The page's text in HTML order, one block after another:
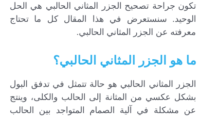
تكون جراحة تصحيح الجزر المثاني الحالبي هي الحل
الوحيد. سنستعرض في هذا المقال كل ما تحتاج
معرفته عن الجزر المثاني الحالبي.
ما هو الجزر المثاني الحالبي؟
الجزر المثاني الحالبي هو حالة تتمثل في تدفق البول
بشكل عكسي من المثانة إلى الحالب والكلى، وينتج
عن مشكلة في آلية الصمام المتواجد بين الحالب